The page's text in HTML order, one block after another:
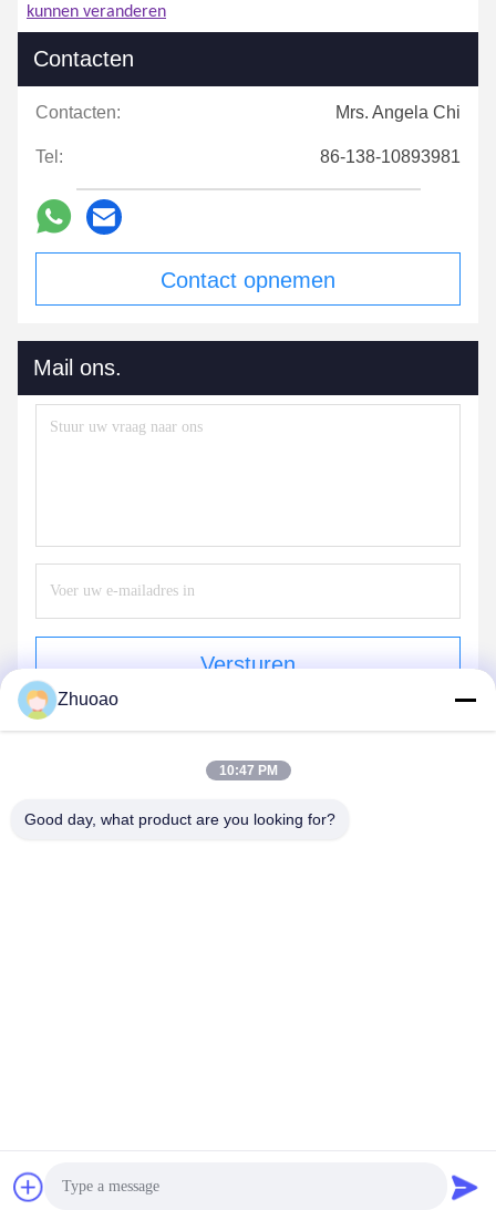
kunnen veranderen
Contacten
Contacten: Mrs. Angela Chi
Tel: 86-138-10893981
Contact opnemen
Mail ons.
Versturen
2024-2026 Beijing Zhuoaoshipeng Technology Co., Ltd. . Alle rechten
Zhuoao
10:47 PM
Good day, what product are you looking for?